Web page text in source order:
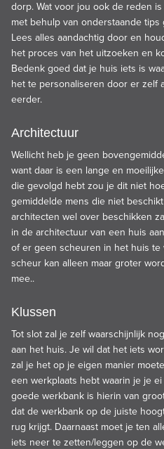
dorp. Wat voor jou ook de reden
met behulp van onderstaande
Lees alles aandachtig door en
het proces van het uitzoeken en
Bedenk goed dat je huis iets is
het te personaliseren door er zelf
eerder.
Architectuur
Wellicht heb je geen
want daar is een lange en
die gevolgd hebt zou je dit niet
gemiddelde mens die niet
architecten wel over beschikken
in de architectuur van een huis
of er geen scheuren in het huis te
scheur kan alleen maar groter
mee..
Klussen
Tot slot zal je zelf waarschijnlijk
aan het huis. Je wil dat het iets
zal je het op je eigen manier
een werkplaats hebt waarin je je ei
goede werkbank is hierin van
dat de werkbank op de juiste
rug krijgt. Daarnaast moet je ten
iets neer te zetten/leggen op de